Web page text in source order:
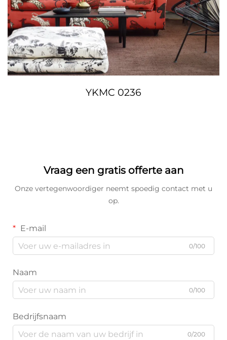
YKMC 0236
Vraag een gratis offerte aan
Onze vertegenwoordiger neemt spoedig contact met u
op.
E-mail
0/100
Naam
0/100
Bedrijfsnaam
0/200